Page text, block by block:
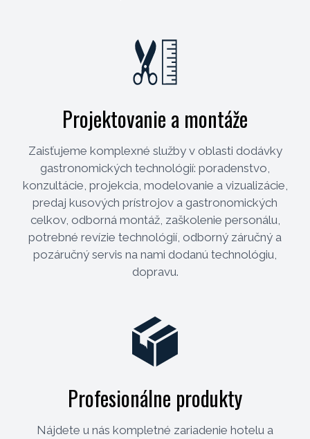
Projektovanie a montáže
Zaisťujeme komplexné služby v oblasti dodávky
gastronomických technológií: poradenstvo,
konzultácie, projekcia, modelovanie a vizualizácie,
predaj kusových prístrojov a gastronomických
celkov, odborná montáž, zaškolenie personálu,
potrebné revízie technológií, odborný záručný a
pozáručný servis na nami dodanú technológiu,
dopravu.
Profesionálne produkty
Nájdete u nás kompletné zariadenie hotelu a